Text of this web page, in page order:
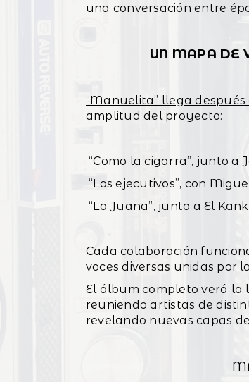
una conversación entre
UN MAPA DE
“Manuelita” llega
amplitud del proyecto:
“Como la cigarra”, junto a
“Los ejecutivos”, con
“La Juana”, junto a El
Cada colaboración
voces diversas unidas por
El álbum completo verá la
reuniendo artistas de
revelando nuevas capas